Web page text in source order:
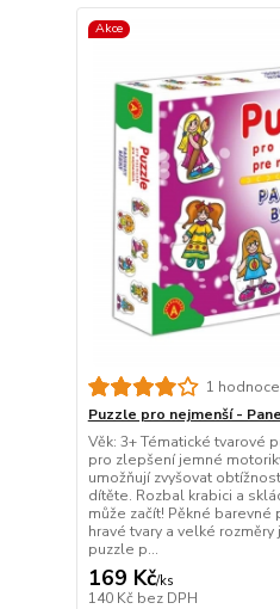
Akce
1
Puzzle pro nejmenší -
Věk: 3+ Tématické tvarové
pro zlepšení jemné
umožňují zvyšovat
dítěte. Rozbal krabici a
může začít! Pěkné
hravé tvary a velké
puzzle p...
169 Kč/ks
140 Kč bez DPH